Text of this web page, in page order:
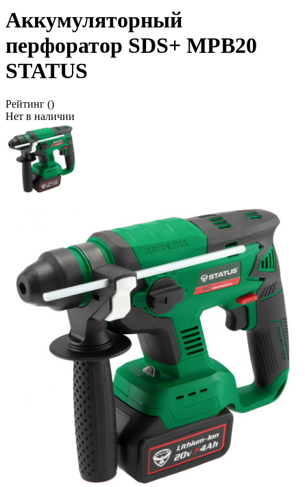
Аккумуляторный
перфоратор SDS+ MPB20
STATUS
Рейтинг ()
Нет в наличии